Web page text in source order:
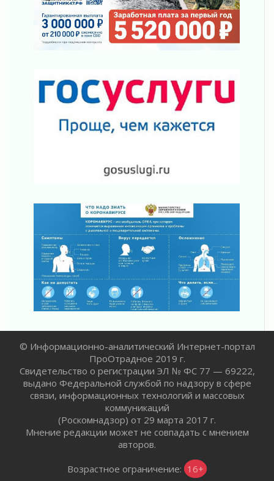
В Ивангороде назвали новых почетных
граждан Ленинградской области
02 августа 2026
Километровые столбы «Дороги жизни»
отправили на реставрацию
02 августа 2026
Ленобласть внедрила передовую подготовку
операторов БПЛА
В Ивангороде появилась «Избушка-
Юхла, мука, кантеле и Водяной
01 августа 2026
Лето катится с горки
01 августа 2026
В Ленобласти открылась экспозиция к 150-
летию Билибина
01 августа 2026
Лето без гаджетов
Болезнь девственниц и вампиров
01 августа 2026
Безмолвный крик о помощи
01 августа 2026
В музей всей семьёй
01 августа 2026
Без заявлений и очередей
01 августа 2026
Не женское это дело...уверены?
© Информационно-аналитический Интернет-портал
ПроОтрадное 2019 г.
Свидетельство о регистрации ЭЛ № ФС 77 — 69222,
выдано Федеральной службой по надзору в сфере
связи, информационных технологий и массовых
коммуникаций
(Роскомнадзор) от 29 марта 2017 г.
Мнение редакции может не совпадать с мнением
авторов.
Возрастное ограничение: 16+